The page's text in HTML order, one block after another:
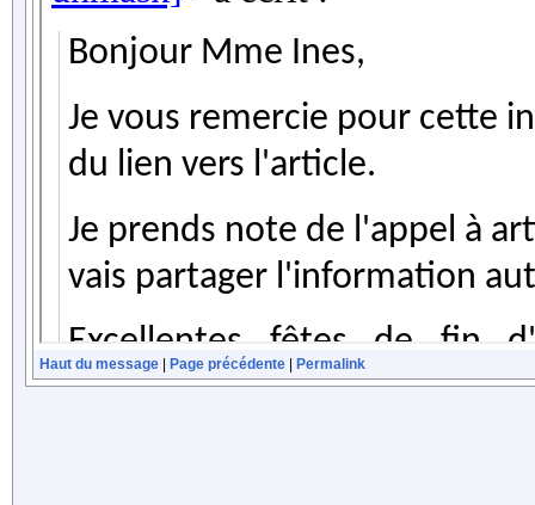
Haut du message Page précédente Permalink